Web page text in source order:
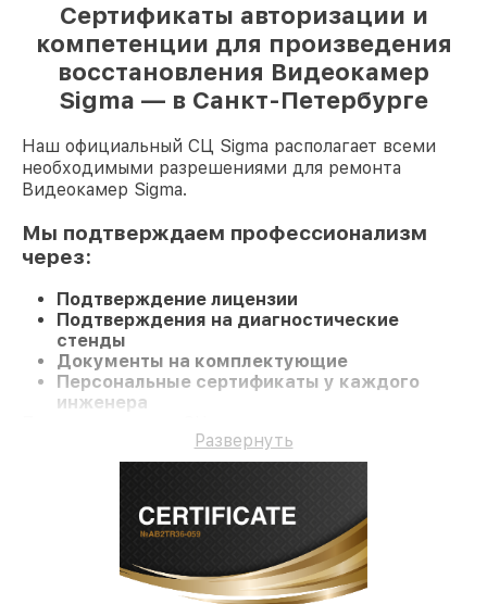
Сертификаты авторизации и
компетенции для произведения
восстановления Видеокамер
Sigma — в Санкт-Петербурге
Наш официальный СЦ Sigma располагает всеми
необходимыми разрешениями для ремонта
Видеокамер Sigma.
Мы подтверждаем профессионализм
через:
Подтверждение лицензии
Подтверждения на диагностические
стенды
Документы на комплектующие
Персональные сертификаты у каждого
инженера
Видеокамеру вы получаете компетентное
обслуживание и долгосрочную гарантию на
Развернуть